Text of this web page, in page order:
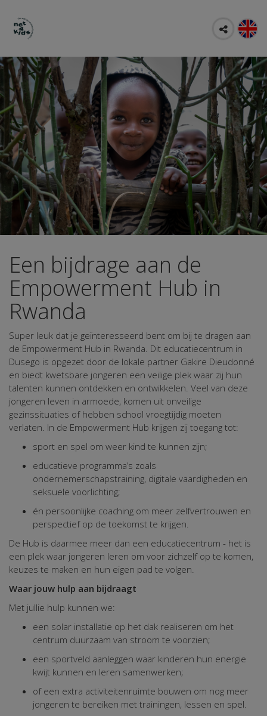
Een bijdrage aan de
Empowerment Hub in
Rwanda
Super leuk dat je geïnteresseerd bent om bij te dragen aan
de Empowerment Hub in Rwanda. Dit educatiecentrum in
Dusego is opgezet door de lokale partner Gakire Dieudonné
en biedt kwetsbare jongeren een veilige plek waar zij hun
talenten kunnen ontdekken en ontwikkelen. Veel van deze
jongeren leven in armoede, komen uit onveilige
gezinssituaties of hebben school vroegtijdig moeten
verlaten. In de Empowerment Hub krijgen zij toegang tot:
sport en spel om weer kind te kunnen zijn;
educatieve programma’s zoals
ondernemerschapstraining, digitale vaardigheden en
seksuele voorlichting;
én persoonlijke coaching om meer zelfvertrouwen en
perspectief op de toekomst te krijgen.
De Hub is daarmee meer dan een educatiecentrum - het is
een plek waar jongeren leren om voor zichzelf op te komen,
keuzes te maken en hun eigen pad te volgen.
Waar jouw hulp aan bijdraagt
Met jullie hulp kunnen we:
een solar installatie op het dak realiseren om het
centrum duurzaam van stroom te voorzien;
een sportveld aanleggen waar kinderen hun energie
kwijt kunnen en leren samenwerken;
of een extra activiteitenruimte bouwen om nog meer
jongeren te bereiken met trainingen, lessen en spel.